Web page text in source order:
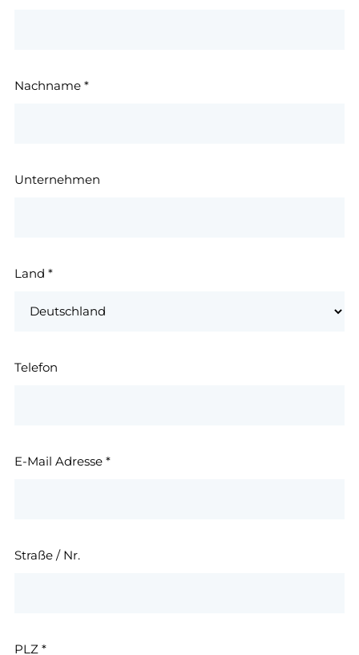
Nachname *
Unternehmen
Land *
Telefon
E-Mail Adresse *
Straße / Nr.
PLZ *